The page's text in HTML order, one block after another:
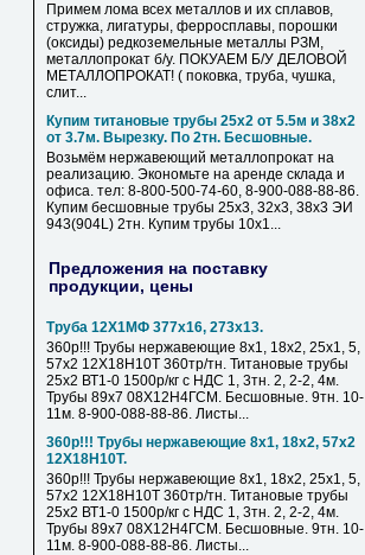
Примем лома всех металлов и их сплавов,
стружка, лигатуры, ферросплавы, порошки
(оксиды) редкоземельные металлы РЗМ,
металлопрокат б/у. ПОКУАЕМ Б/У ДЕЛОВОЙ
МЕТАЛЛОПРОКАТ! ( поковка, труба, чушка,
слит...
Купим титановые трубы 25х2 от 5.5м и 38х2
от 3.7м. Вырезку. По 2тн. Бесшовные.
Возьмём нержавеющий металлопрокат на
реализацию. Экономьте на аренде склада и
офиса. тел: 8-800-500-74-60, 8-900-088-88-86.
Купим бесшовные трубы 25х3, 32х3, 38х3 ЭИ
943(904L) 2тн. Купим трубы 10х1...
Предложения на поставку
продукции, цены
Труба 12Х1МФ 377х16, 273х13.
360р!!! Трубы нержавеющие 8х1, 18х2, 25х1, 5,
57х2 12Х18Н10Т 360тр/тн. Титановые трубы
25х2 ВТ1-0 1500р/кг с НДС 1, 3тн. 2, 2-2, 4м.
Трубы 89х7 08Х12Н4ГСМ. Бесшовные. 9тн. 10-
11м. 8-900-088-88-86. Листы...
360р!!! Трубы нержавеющие 8х1, 18х2, 57х2
12Х18Н10Т.
360р!!! Трубы нержавеющие 8х1, 18х2, 25х1, 5,
57х2 12Х18Н10Т 360тр/тн. Титановые трубы
25х2 ВТ1-0 1500р/кг с НДС 1, 3тн. 2, 2-2, 4м.
Трубы 89х7 08Х12Н4ГСМ. Бесшовные. 9тн. 10-
11м. 8-900-088-88-86. Листы...